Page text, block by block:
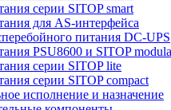
серии SITOP smart
для AS-интерфейса
питания DC-UPS
PSU8600 и SITOP
серии SITOP lite
серии SITOP compact
исполнение и назначение